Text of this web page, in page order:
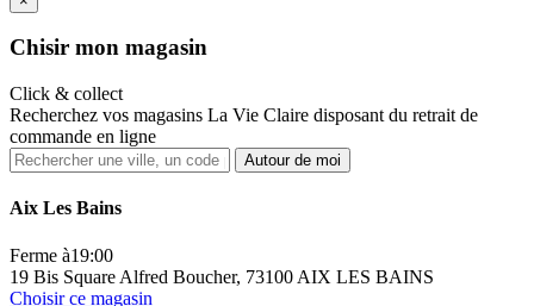
Chisir mon magasin
Click & collect
Recherchez vos magasins La Vie Claire disposant du retrait de
commande en ligne
Autour de moi
Aix Les Bains
Ferme à19:00
19 Bis Square Alfred Boucher, 73100 AIX LES BAINS
Choisir ce magasin